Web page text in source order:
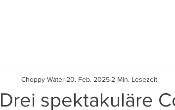
Drei spektakuläre
Choppy Water 20. Feb. 2025 2 Min. Lesezeit